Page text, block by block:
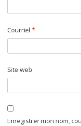
Courriel *
Site web
Enregistrer mon nom,